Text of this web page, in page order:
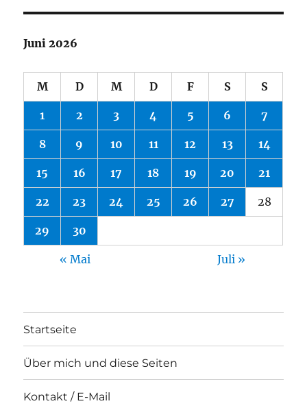
Juni 2026
M D M D F S S
1 2 3 4 5 6 7
8 9 10 11 12 13 14
15 16 17 18 19 20 21
22 23 24 25 26 27 28
29 30
« Mai Juli »
Startseite
Über mich und diese Seiten
Kontakt / E-Mail